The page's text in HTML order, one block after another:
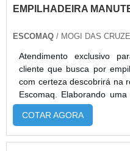
EMPILHADEIRA
ESCOMAQ / MOGI DAS
Atendimento exclusivo
cliente que busca por
com certeza descobrirá na
Escomaq. Elaborando uma
própria empresa e
qualidade e preço justo em
profissionais da Escomaq
COTAR AGORA